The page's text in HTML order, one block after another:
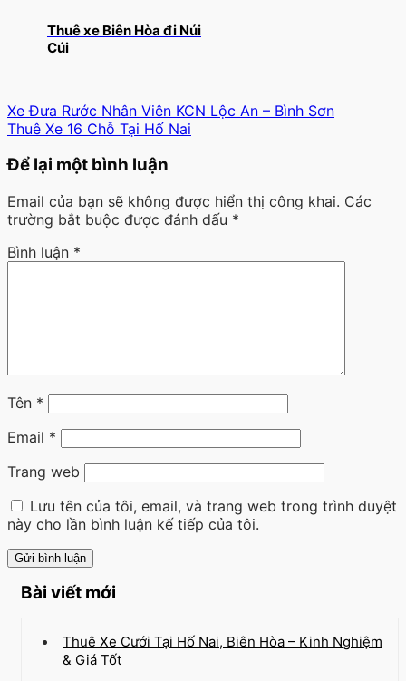
Thuê xe Biên Hòa đi Núi
Cúi
Xe Đưa Rước Nhân Viên KCN Lộc An – Bình Sơn
Thuê Xe 16 Chỗ Tại Hố Nai
Để lại một bình luận
Email của bạn sẽ không được hiển thị công khai. Các
trường bắt buộc được đánh dấu *
Bình luận *
Tên *
Email *
Trang web
Lưu tên của tôi, email, và trang web trong trình duyệt
này cho lần bình luận kế tiếp của tôi.
Bài viết mới
Thuê Xe Cưới Tại Hố Nai, Biên Hòa – Kinh Nghiệm
& Giá Tốt